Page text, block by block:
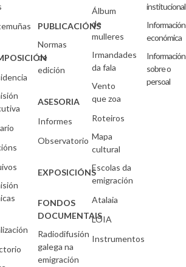
PUBLICACIÓNS
Normas
de
edición
ASESORIA
Informes
Observatorio
EXPOSICIÓNS
FONDOS
DOCUMENTAIS
Radiodifusión
galega na
emigración
Álbum
de
mulleres
Irmandades
da fala
Vento
que zoa
Roteiros
Mapa
cultural
Escolas da
emigración
Atalaia
LOIA
Instrumentos
institucional
Información
económica
Información
sobre o
persoal